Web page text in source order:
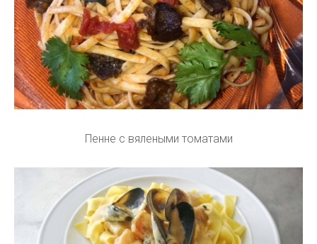
Пенне с вялеными томатами